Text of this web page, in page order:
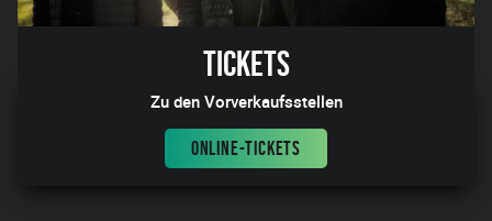
Tickets
Zu den Vorverkaufsstellen
ONLINE-TICKETS